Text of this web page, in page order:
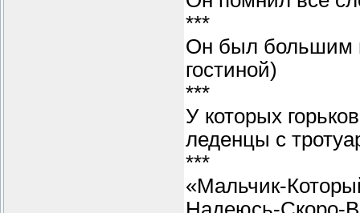
***
Он был большим
гостиной)
***
У которых
леденцы с
***
«Мальчик-